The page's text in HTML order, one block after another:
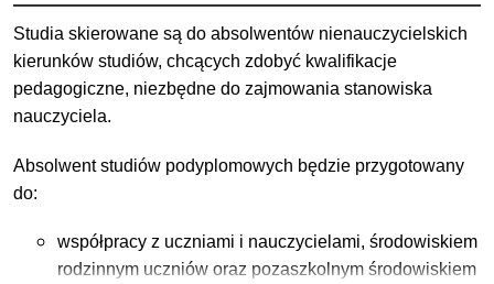
Studia skierowane są do absolwentów nienauczycielskich
kierunków studiów, chcących zdobyć kwalifikacje
pedagogiczne, niezbędne do zajmowania stanowiska
nauczyciela.
Absolwent studiów podyplomowych będzie przygotowany
do:
współpracy z uczniami i nauczycielami, środowiskiem
rodzinnym uczniów oraz pozaszkolnym środowiskiem